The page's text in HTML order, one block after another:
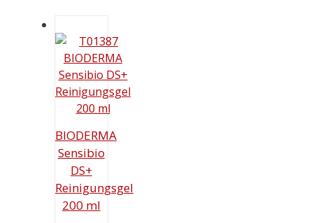
BIODERMA
Sensibio
DS+
Reinigungsgel
200 ml